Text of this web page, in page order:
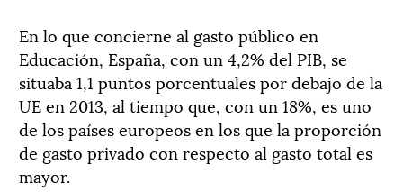
En lo que concierne al gasto público en
Educación, España, con un 4,2% del PIB, se
situaba 1,1 puntos porcentuales por debajo de la
UE en 2013, al tiempo que, con un 18%, es uno
de los países europeos en los que la proporción
de gasto privado con respecto al gasto total es
mayor.